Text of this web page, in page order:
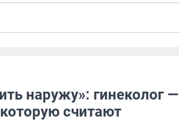
наружу»: гинеколог —
считают